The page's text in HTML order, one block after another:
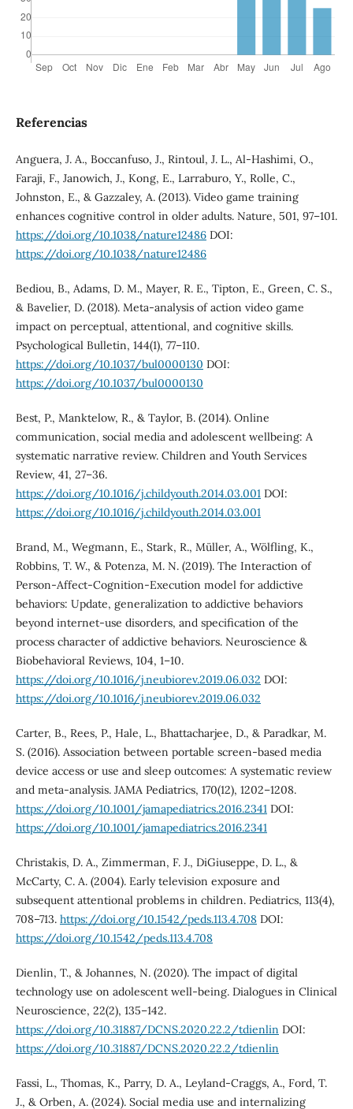
Referencias
Anguera, J. A., Boccanfuso, J., Rintoul, J. L., Al-Hashimi, O.,
Faraji, F., Janowich, J., Kong, E., Larraburo, Y., Rolle, C.,
Johnston, E., & Gazzaley, A. (2013). Video game training
enhances cognitive control in older adults. Nature, 501, 97–101.
https://doi.org/10.1038/nature12486DOI:
https://doi.org/10.1038/nature12486
Bediou, B., Adams, D. M., Mayer, R. E., Tipton, E., Green, C. S.,
& Bavelier, D. (2018). Meta-analysis of action video game
impact on perceptual, attentional, and cognitive skills.
Psychological Bulletin, 144(1), 77–110.
https://doi.org/10.1037/bul0000130 DOI:
https://doi.org/10.1037/bul0000130
Best, P., Manktelow, R., & Taylor, B. (2014). Online
communication, social media and adolescent wellbeing: A
systematic narrative review. Children and Youth Services
Review, 41, 27–36.
https://doi.org/10.1016/j.childyouth.2014.03.001DOI:
https://doi.org/10.1016/j.childyouth.2014.03.001
Brand, M., Wegmann, E., Stark, R., Müller, A., Wölfling, K.,
Robbins, T. W., & Potenza, M. N. (2019). The Interaction of
Person-Affect-Cognition-Execution model for addictive
behaviors: Update, generalization to addictive behaviors
beyond internet-use disorders, and specification of the
process character of addictive behaviors. Neuroscience &
Biobehavioral Reviews, 104, 1–10.
https://doi.org/10.1016/j.neubiorev.2019.06.032 DOI:
https://doi.org/10.1016/j.neubiorev.2019.06.032
Carter, B., Rees, P., Hale, L., Bhattacharjee, D., & Paradkar, M.
S. (2016). Association between portable screen-based media
device access or use and sleep outcomes: A systematic review
and meta-analysis. JAMA Pediatrics, 170(12), 1202–1208.
https://doi.org/10.1001/jamapediatrics.2016.2341DOI:
https://doi.org/10.1001/jamapediatrics.2016.2341
Christakis, D. A., Zimmerman, F. J., DiGiuseppe, D. L., &
McCarty, C. A. (2004). Early television exposure and
subsequent attentional problems in children. Pediatrics, 113(4),
708–713. https://doi.org/10.1542/peds.113.4.708DOI:
https://doi.org/10.1542/peds.113.4.708
Dienlin, T., & Johannes, N. (2020). The impact of digital
technology use on adolescent well-being. Dialogues in Clinical
Neuroscience, 22(2), 135–142.
https://doi.org/10.31887/DCNS.2020.22.2/tdienlin DOI:
https://doi.org/10.31887/DCNS.2020.22.2/tdienlin
Fassi, L., Thomas, K., Parry, D. A., Leyland-Craggs, A., Ford, T.
J., & Orben, A. (2024). Social media use and internalizing